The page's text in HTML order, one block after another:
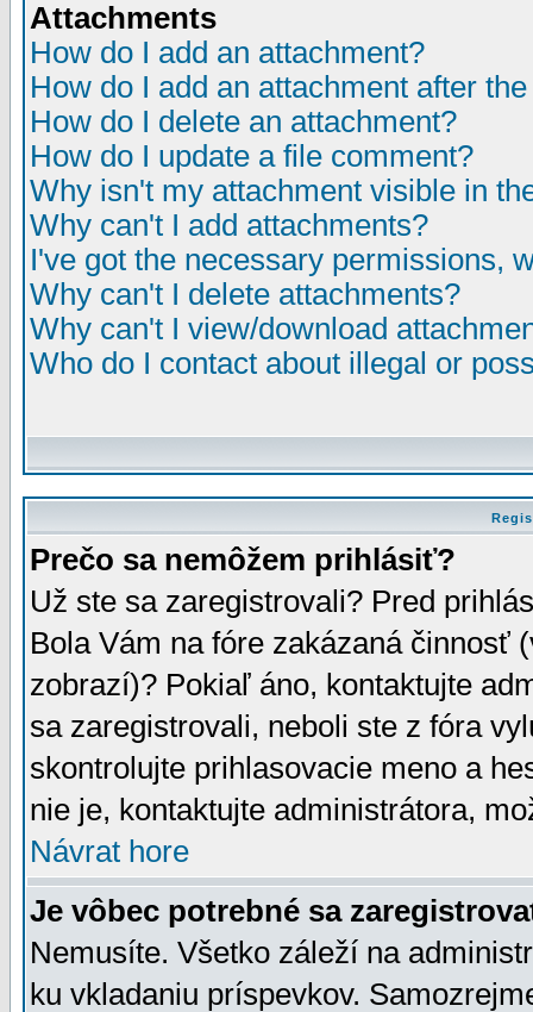
Attachments
How do I add an attachment?
How do I add an attachment after
How do I delete an attachment?
How do I update a file comment?
Why isn't my attachment visible in
Why can't I add attachments?
I've got the necessary permissions,
Why can't I delete attachments?
Why can't I view/download
Who do I contact about illegal or
Prečo sa nemôžem prihlásiť?
Už ste sa zaregistrovali? Pred
Bola Vám na fóre zakázaná činnosť
zobrazí)? Pokiaľ áno, kontaktujte
sa zaregistrovali, neboli ste z fóra
skontrolujte prihlasovacie meno a
nie je, kontaktujte administrátora,
Návrat hore
Je vôbec potrebné sa
Nemusíte. Všetko záleží na
ku vkladaniu príspevkov.